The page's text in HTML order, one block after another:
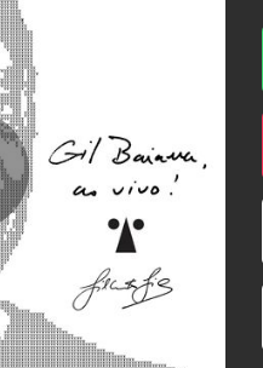
Is This Love (Ao Vivo)
da Cidade (Ao Vivo)
Nefasta (Ao Vivo)
Sarará Miolo (Ao Vivo)
da Caça (Ao Vivo)